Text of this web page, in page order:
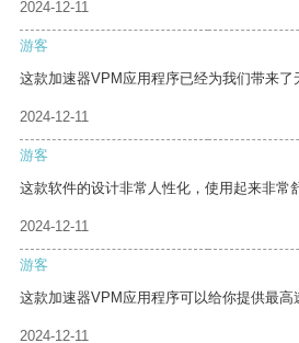
2024-12-11
游客
这款加速器VPM应用程序已经为我们带来了
2024-12-11
游客
这款软件的设计非常人性化，使用起来非常
2024-12-11
游客
这款加速器VPM应用程序可以给你提供最高
2024-12-11